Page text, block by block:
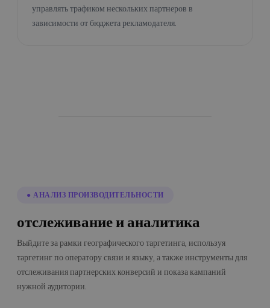
управлять трафиком нескольких партнеров в
зависимости от бюджета рекламодателя.
● АНАЛИЗ ПРОИЗВОДИТЕЛЬНОСТИ
отслеживание и аналитика
Выйдите за рамки географического таргетинга, используя
таргетинг по оператору связи и языку, а также инструменты для
отслеживания партнерских конверсий и показа кампаний
нужной аудитории.